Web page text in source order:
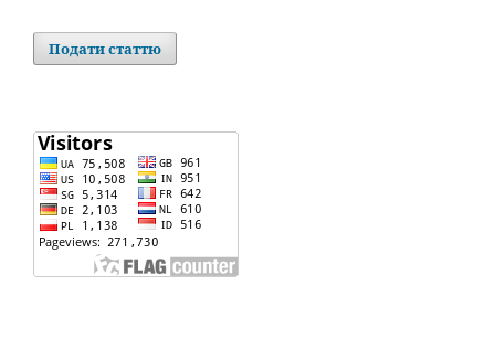
Подати статтю